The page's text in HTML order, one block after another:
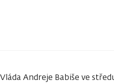
Vláda Andreje Babiše ve